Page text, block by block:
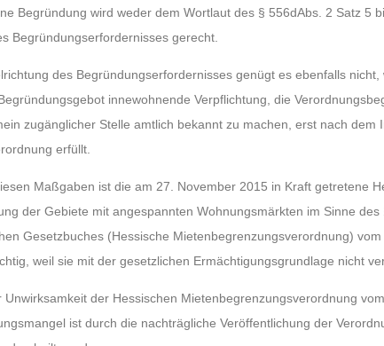
Begründung wird weder dem Wortlaut des § 556dAbs. 2 Satz 5
Begründungserfordernisses gerecht.
des Begründungserfordernisses genügt es ebenfalls
innewohnende Verpflichtung, die
zugänglicher Stelle amtlich bekannt zu machen, erst nach dem
erfüllt.
Maßgaben ist die am 27. November 2015 in Kraft getretene
der Gebiete mit angespannten Wohnungsmärkten im Sinne des
Gesetzbuches (Hessische Mietenbegrenzungsverordnung)
weil sie mit der gesetzlichen Ermächtigungsgrundlage nicht
Unwirksamkeit der Hessischen Mietenbegrenzungsverordnung
ist durch die nachträgliche Veröffentlichung der